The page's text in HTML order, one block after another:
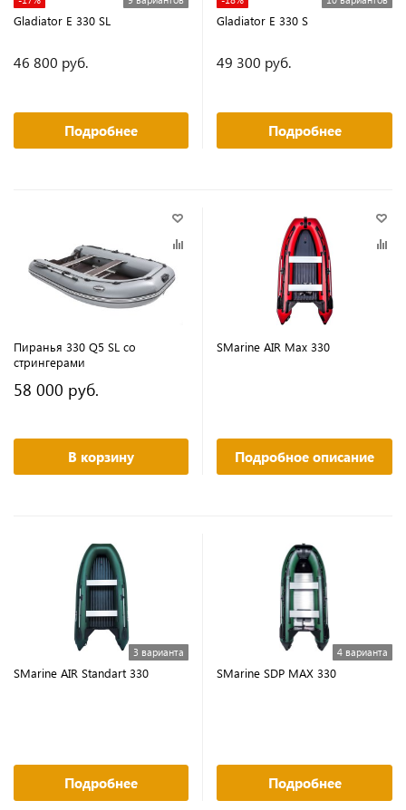
Gladiator E 330 SL
46 800 руб.
Подробнее
Gladiator E 330 S
49 300 руб.
Подробнее
Пиранья 330 Q5 SL со
стрингерами
58 000 руб.
В корзину
SMarine AIR Max 330
Подробное описание
3 варианта
SMarine AIR Standart 330
Подробнее
4 варианта
SMarine SDP MAX 330
Подробнее